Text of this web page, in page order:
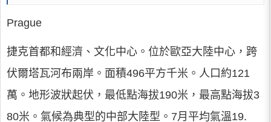
Prague
捷克首都和經濟、文化中心。位於歐亞大陸中心，跨
伏爾塔瓦河布兩岸。面積496平方千米。人口約121
萬。地形波狀起伏，最低點海拔190米，最高點海拔3
80米。氣候為典型的中部大陸型。7月平均氣溫19.